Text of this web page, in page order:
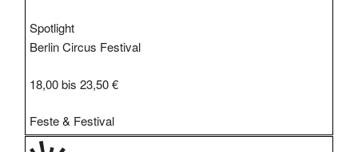
Spotlight
Berlin Circus Festival
18,00 bis 23,50 €
Feste & Festival